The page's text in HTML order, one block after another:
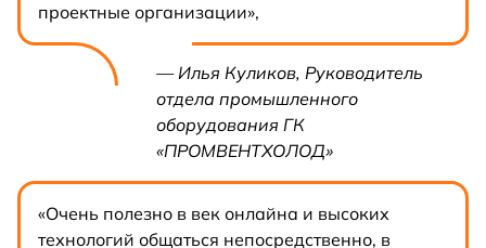
проектные организации»,
— Илья Куликов, Руководитель
отдела промышленного
оборудования ГК
«ПРОМВЕНТХОЛОД»
«Очень полезно в век онлайна и высоких
технологий общаться непосредственно, в